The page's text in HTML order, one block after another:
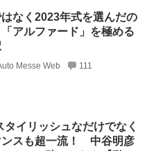
なく2023年式を選んだの
アルファード」を極める
Messe Web 111
タイリッシュなだけでなく
ンスも超一流！ 中谷明彦